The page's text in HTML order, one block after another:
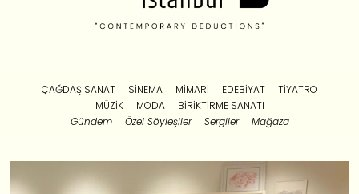
ÇAĞDAŞ SANAT SINEMA MIMARI EDEBIYAT
TIYATRO
MÜZIK
MODA
BIRIKTIRME SANATI
Gündem
Özel Söyleşiler Sergiler Mağaza